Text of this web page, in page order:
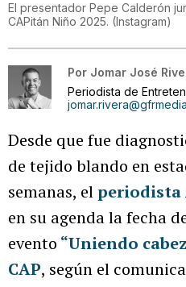
El presentador Pepe Calderón
CAPitán Niño 2025. (Instagram)
Por Jomar José
Periodista de
Desde que fue
de tejido blando en
semanas, elperiodista
en su agenda la fecha
evento “Uniendo
CAP, según el